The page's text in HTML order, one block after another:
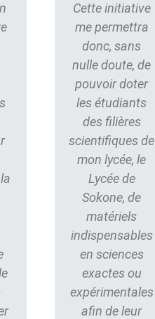
Cette initiative
me permettra
donc, sans
nulle doute, de
pouvoir doter
les étudiants
des filières
scientifiques de
mon lycée, le
Lycée de
Sokone, de
matériels
indispensables
en sciences
exactes ou
expérimentales
afin de leur